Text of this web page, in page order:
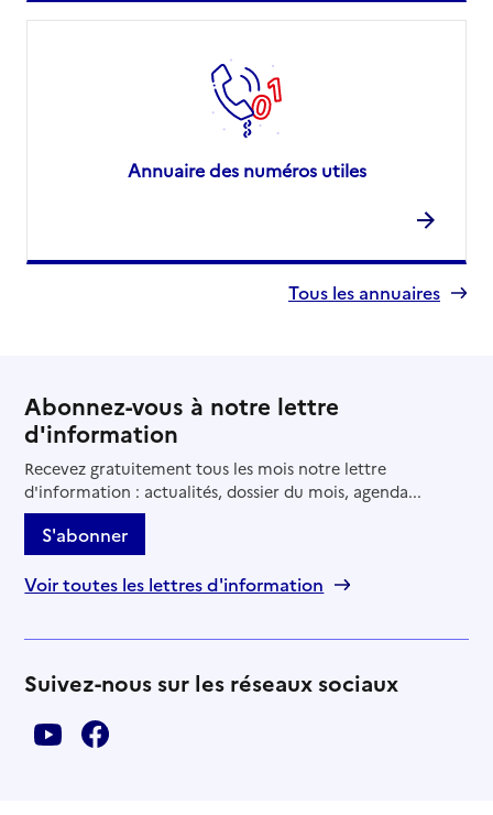
Annuaire des numéros utiles
Tous les annuaires
Abonnez-vous à notre lettre
d'information
Recevez gratuitement tous les mois notre lettre
d'information : actualités, dossier du mois, agenda...
S'abonner
Voir toutes les lettres d'information
Suivez-nous sur les réseaux sociaux